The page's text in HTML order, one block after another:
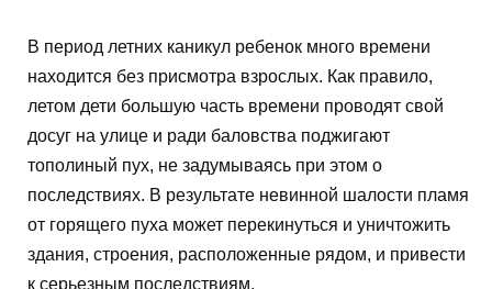
В период летних каникул ребенок много времени
находится без присмотра взрослых. Как правило,
летом дети большую часть времени проводят свой
досуг на улице и ради баловства поджигают
тополиный пух, не задумываясь при этом о
последствиях. В результате невинной шалости пламя
от горящего пуха может перекинуться и уничтожить
здания, строения, расположенные рядом, и привести
к серьезным последствиям.